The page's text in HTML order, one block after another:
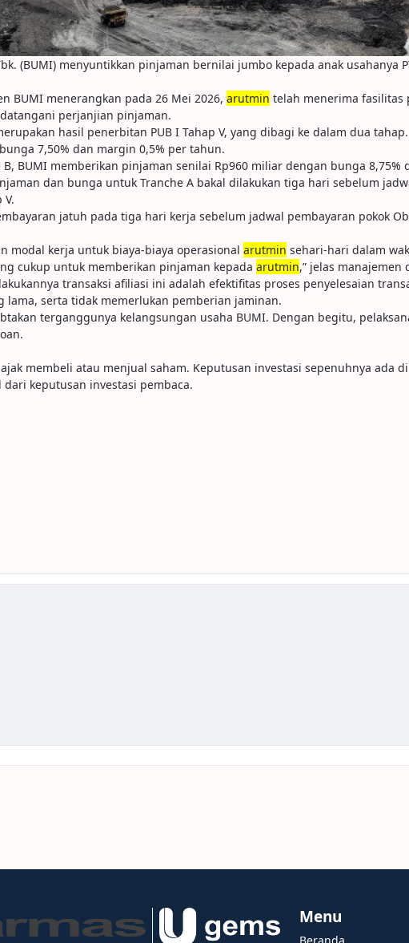
(BUMI) menyuntikkan pinjaman bernilai jumbo kepada anak usahanya
BUMI menerangkan pada 26 Mei 2026, arutmin telah menerima fasilitas
perjanjian pinjaman.
hasil penerbitan PUB I Tahap V, yang dibagi ke dalam dua
7,50% dan margin 0,5% per tahun.
BUMI memberikan pinjaman senilai Rp960 miliar dengan bunga 8,75%
dan bunga untuk Tranche A bakal dilakukan tiga hari sebelum
V.
jatuh pada tiga hari kerja sebelum jadwal pembayaran pokok
modal kerja untuk biaya-biaya operasional arutmin sehari-hari dalam
cukup untuk memberikan pinjaman kepada arutmin,” jelas manajemen
transaksi afiliasi ini adalah efektifitas proses penyelesaian
serta tidak memerlukan pemberian jaminan.
terganggunya kelangsungan usaha BUMI. Dengan begitu,
membeli atau menjual saham. Keputusan investasi sepenuhnya ada
keputusan investasi pembaca.
Menu